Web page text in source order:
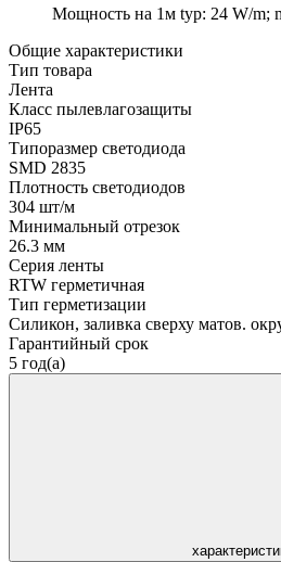
Мощность на 1м typ: 24 W/m;
Общие характеристики
Тип товара
Лента
Класс пылевлагозащиты
IP65
Типоразмер светодиода
SMD 2835
Плотность светодиодов
304 шт/м
Минимальный отрезок
26.3 мм
Серия ленты
RTW герметичная
Тип герметизации
Силикон, заливка сверху матов.
Гарантийный срок
5 год(а)